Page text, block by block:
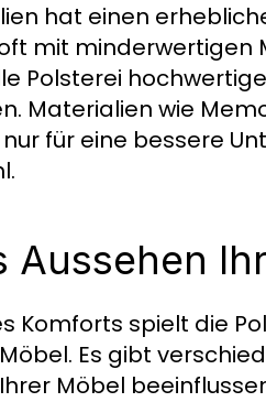
hat einen
mit minderwertigen
Polsterei
Materialien wie
für eine bessere
Aussehen
Komforts spielt die
Es gibt
Möbel